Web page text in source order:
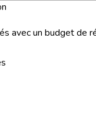
avec un budget de